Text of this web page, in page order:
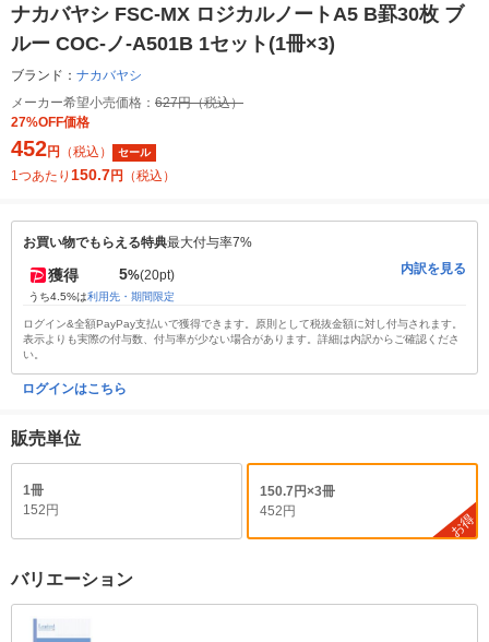
ナカバヤシ FSC-MX ロジカルノートA5 B罫30枚 ブ
ルー COC-ノ-A501B 1セット(1冊×3)
ブランド： ナカバヤシ
メーカー希望小売価格： 627円（税込）
27%OFF価格
452円 （税込） セール
1つあたり 150.7円 （税込）
お買い物でもらえる特典最大付与率7%
獲得 5%(20pt)
うち4.5%は利用先・期間限定
内訳を見る
ログイン&全額PayPay支払いで獲得できます。原則として税抜金額に対し付与されます。
表示よりも実際の付与数、付与率が少ない場合があります。詳細は内訳からご確認くださ
い。
ログインはこちら
販売単位
1冊
152円
150.7円×3冊
452円
お得
バリエーション